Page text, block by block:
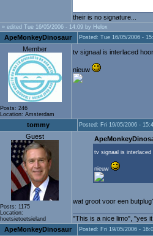
their is no signature...
» edited Tue 16/05/2006 - 14:09 by Helox
ApeMonkeyDinosaur Posted: Tue 16/05/2006 -
Member
Posts: 246
Location: Amsterdam
tv signaal is interlaced
nieuw
tommy Posted: Fri 19/05/2006 -
Guest
Posts: 1175
Location:
hoetsietoetsieland
tv signaal is
nieuw
wat groot voor een
"This is a nice limo", "yes
ApeMonkeyDinosaur
Posted: Fri 19/05/2006 -